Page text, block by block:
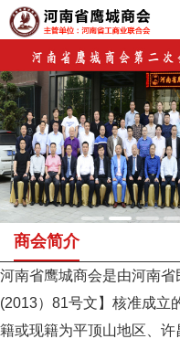
商会简介
河南省鹰城商会是由河南
(2013）81号文】核准成立
籍或现籍为平顶山地区、